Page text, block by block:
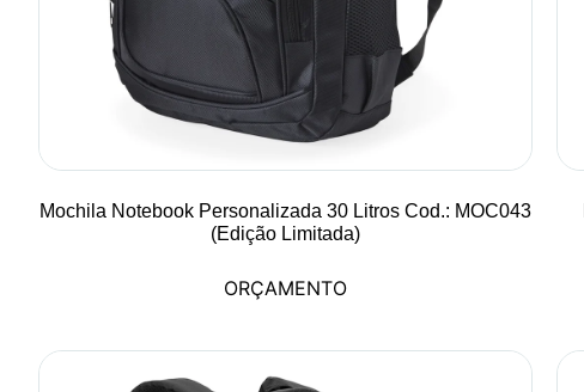
Mochila Notebook Personalizada 30 Litros Cod.: MOC043
(Edição Limitada)
ORÇAMENTO